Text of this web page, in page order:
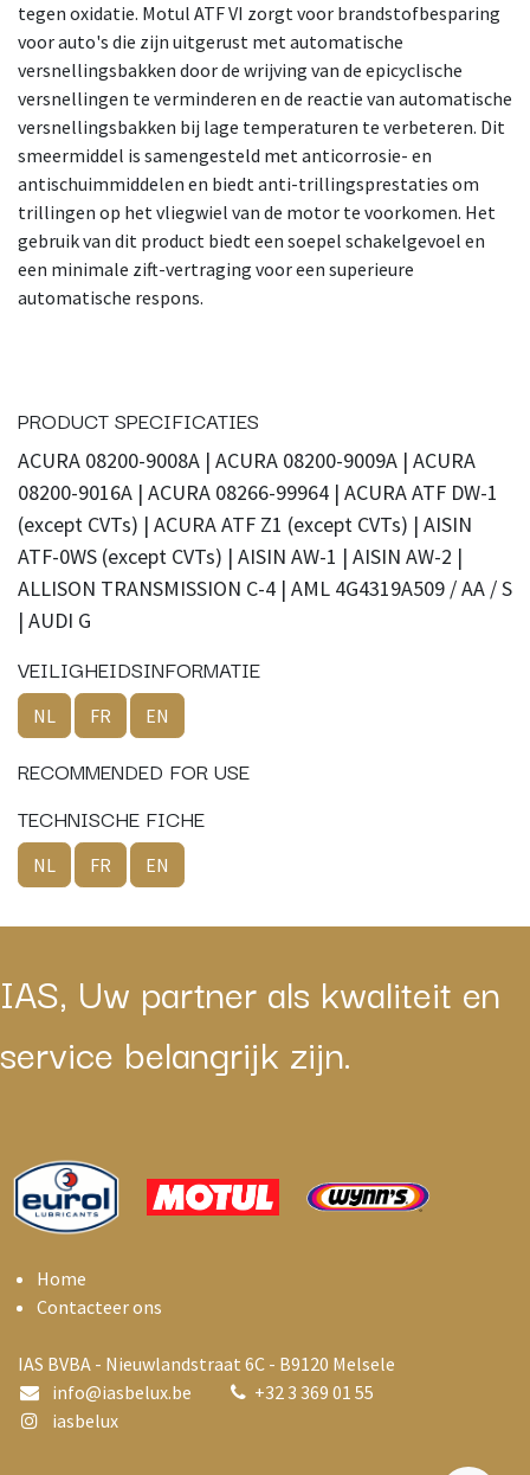
tegen oxidatie. Motul ATF VI zorgt voor brandstofbesparing
voor auto's die zijn uitgerust met automatische
versnellingsbakken door de wrijving van de epicyclische
versnellingen te verminderen en de reactie van automatische
versnellingsbakken bij lage temperaturen te verbeteren. Dit
smeermiddel is samengesteld met anticorrosie- en
antischuimmiddelen en biedt anti-trillingsprestaties om
trillingen op het vliegwiel van de motor te voorkomen. Het
gebruik van dit product biedt een soepel schakelgevoel en
een minimale zift-vertraging voor een superieure
automatische respons.
PRODUCT SPECIFICATIES
ACURA 08200-9008A | ACURA 08200-9009A | ACURA
08200-9016A | ACURA 08266-99964 | ACURA ATF DW-1
(except CVTs) | ACURA ATF Z1 (except CVTs) | AISIN
ATF-0WS (except CVTs) | AISIN AW-1 | AISIN AW-2 |
ALLISON TRANSMISSION C-4 | AML 4G4319A509 / AA / S
| AUDI G
VEILIGHEIDSINFORMATIE
NL FR EN
RECOMMENDED FOR USE
TECHNISCHE FICHE
NL FR EN
IAS, Uw partner als kwaliteit en
service belangrijk zijn.
Home
Contacteer ons
IAS BVBA - Nieuwlandstraat 6C - B9120 Melsele
info@iasbelux.be +32 3 369 01 55
iasbelux